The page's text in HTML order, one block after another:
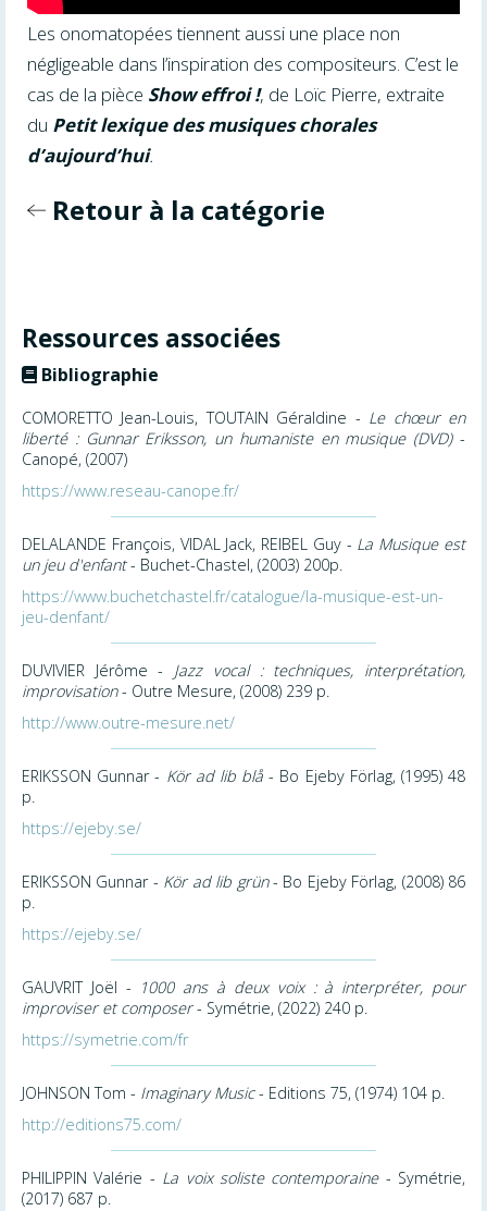
Les onomatopées tiennent aussi une place non
négligeable dans l’inspiration des compositeurs. C’est le
cas de la pièce Show effroi !, de Loïc Pierre, extraite
du Petit lexique des musiques chorales
d’aujourd’hui.
Retour à la catégorie
Ressources associées
Bibliographie
COMORETTO Jean-Louis, TOUTAIN Géraldine - Le chœur en
liberté : Gunnar Eriksson, un humaniste en musique (DVD)-
Canopé, (2007)
https://www.reseau-canope.fr/
DELALANDE François, VIDAL Jack, REIBEL Guy - La Musique est
un jeu d'enfant- Buchet-Chastel, (2003) 200p.
https://www.buchetchastel.fr/catalogue/la-musique-est-un-
jeu-denfant/
DUVIVIER Jérôme - Jazz vocal : techniques, interprétation,
improvisation- Outre Mesure, (2008) 239 p.
http://www.outre-mesure.net/
ERIKSSON Gunnar - Kör ad lib blå - Bo Ejeby Förlag, (1995) 48
p.
https://ejeby.se/
ERIKSSON Gunnar - Kör ad lib grün- Bo Ejeby Förlag, (2008) 86
p.
https://ejeby.se/
GAUVRIT Joël - 1000 ans à deux voix : à interpréter, pour
improviser et composer- Symétrie, (2022) 240 p.
https://symetrie.com/fr
JOHNSON Tom - Imaginary Music- Editions 75, (1974) 104 p.
http://editions75.com/
PHILIPPIN Valérie - La voix soliste contemporaine- Symétrie,
(2017) 687 p.